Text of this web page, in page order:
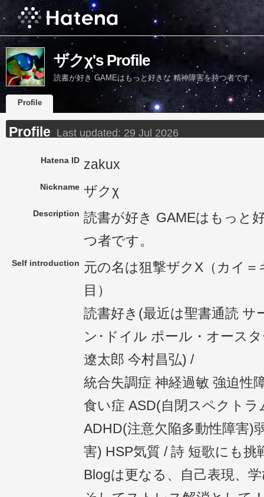
ザクχ's Profile
読書が好き GAMEはもっと好きな 精神障害を持つ者です。
Profile
Profile Last updated: 29 Jul 2026
Hatena ID zakux
Nickname ザクχ
Description 読書が好き GAMEはもっと
つ者です。
Self introduction 元の名は狙撃ザクΧ（カイ＝
目）
読書好き(最近は聖書通読 サ
ン･ドイル ポール・オース
遼太郎 今村昌弘) /
統合失調症 神経過敏 強迫性
食い症 ASD(自閉スペクトラ
ADHD(注意欠陥多動性障害)
害) HSP気質 / 詩 短歌にも挑
Blogは更なる、自己表現、